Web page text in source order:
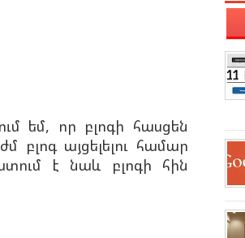
եմ, որ բլոգի հասցեն
բլոգ այցելելու համար
է նաև բլոգի հին